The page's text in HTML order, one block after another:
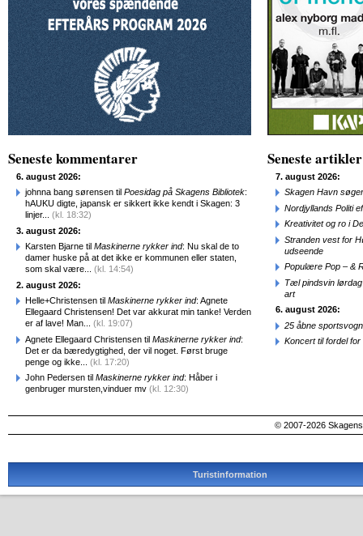
Seneste kommentarer
6. august 2026:
johnna bang sørensen til Poesidag på Skagens Bibliotek:
hAUKU digte, japansk er sikkert ikke kendt i Skagen: 3
linjer... (kl. 18:32)
3. august 2026:
Karsten Bjarne til Maskinerne rykker ind: Nu skal de to
damer huske på at det ikke er kommunen eller staten,
som skal være... (kl. 14:54)
2. august 2026:
Helle+Christensen til Maskinerne rykker ind: Agnete
Ellegaard Christensen! Det var akkurat min tanke! Verden
er af lave! Man... (kl. 19:07)
Agnete Ellegaard Christensen til Maskinerne rykker ind:
Det er da bæredygtighed, der vil noget. Først bruge
penge og ikke... (kl. 17:20)
John Pedersen til Maskinerne rykker ind: Håber i
genbruger mursten,vinduer mv (kl. 12:30)
Seneste artikler
7. august 2026:
Skagen Havn
Nordjyllands Politi
Kreativitet og ro i
Stranden vest for
udseende
Populære Pop – &
Tæl pindsvin
art
6. august 2026:
25 åbne
Koncert til fordel
© 2007-2026
Turistinformation